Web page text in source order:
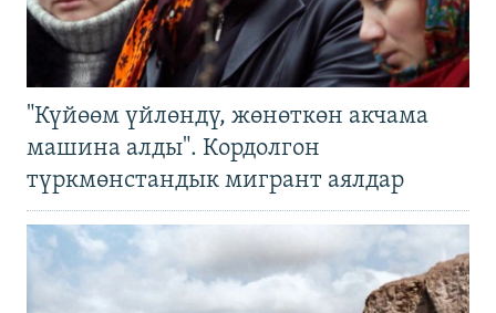
"Күйөөм үйлөндү, жөнөткөн акчама
машина алды". Кордолгон
түркмөнстандык мигрант аялдар